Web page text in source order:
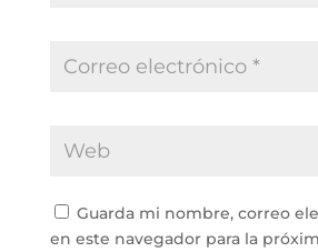
Guarda mi nombre, correo
en este navegador para la